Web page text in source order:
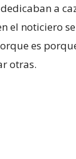
a
el noticiero
es
otras.